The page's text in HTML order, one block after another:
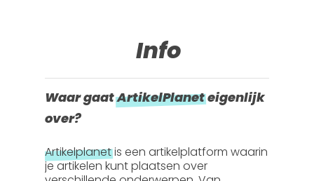
Info
Waar gaatArtikelPlaneteigenlijk
over?
Artikelplanetis een artikelplatform waarin
je artikelen kunt plaatsen over